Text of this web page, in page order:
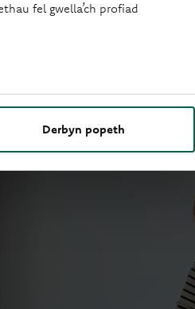
fel gwella’ch profiad
Derbyn popeth